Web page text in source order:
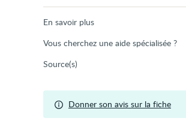
En savoir plus
Vous cherchez une aide spécialisée ?
Source(s)
Donner son avis sur la fiche